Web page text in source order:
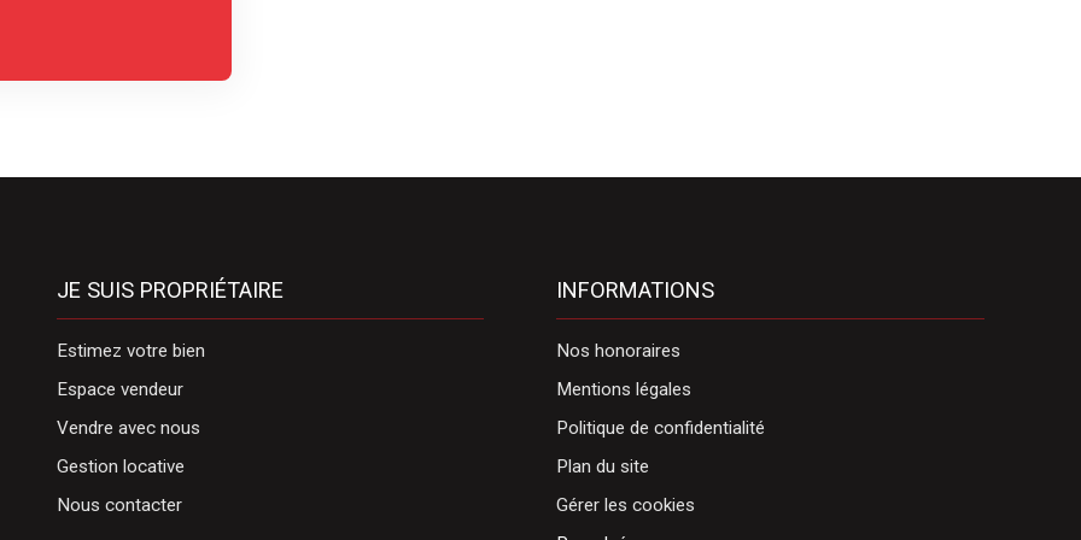
JE SUIS PROPRIÉTAIRE
Estimez votre bien
Espace vendeur
Vendre avec nous
Gestion locative
Nous contacter
INFORMATIONS
Nos honoraires
Mentions légales
Politique de confidentialité
Plan du site
Gérer les cookies